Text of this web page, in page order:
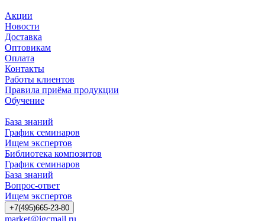
Акции
Новости
Доставка
Оптовикам
Оплата
Контакты
Работы клиентов
Правила приёма продукции
Обучение
База знаний
График семинаров
Ищем экспертов
Библиотека композитов
График семинаров
База знаний
Вопрос-ответ
Ищем экспертов
+7(495)665-23-80
market@igcmail.ru